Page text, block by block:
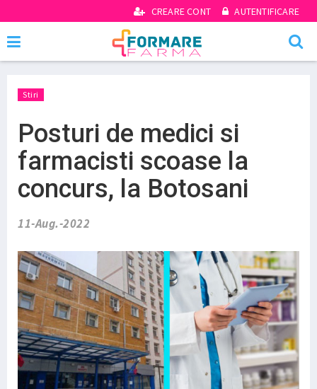
CREARE CONT AUTENTIFICARE
Stiri
Posturi de medici si
farmacisti scoase la
concurs, la Botosani
11-Aug.-2022